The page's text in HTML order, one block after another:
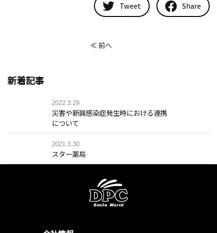
Tweet Share
≪ 前へ
新着記事
2022.3.29
災害や新興感染症発生時における連携
について
2021.3.30
スター薬局